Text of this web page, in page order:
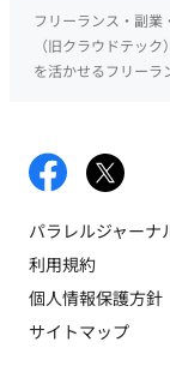
フリーランス・副
（旧クラウドテック）
を活かせるフリーラ
パラレルジャーナ
利用規約
個人情報保護方針
サイトマップ